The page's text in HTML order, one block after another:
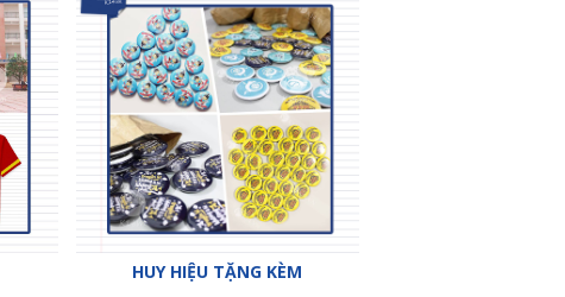
HUY HIỆU TẶNG KÈM